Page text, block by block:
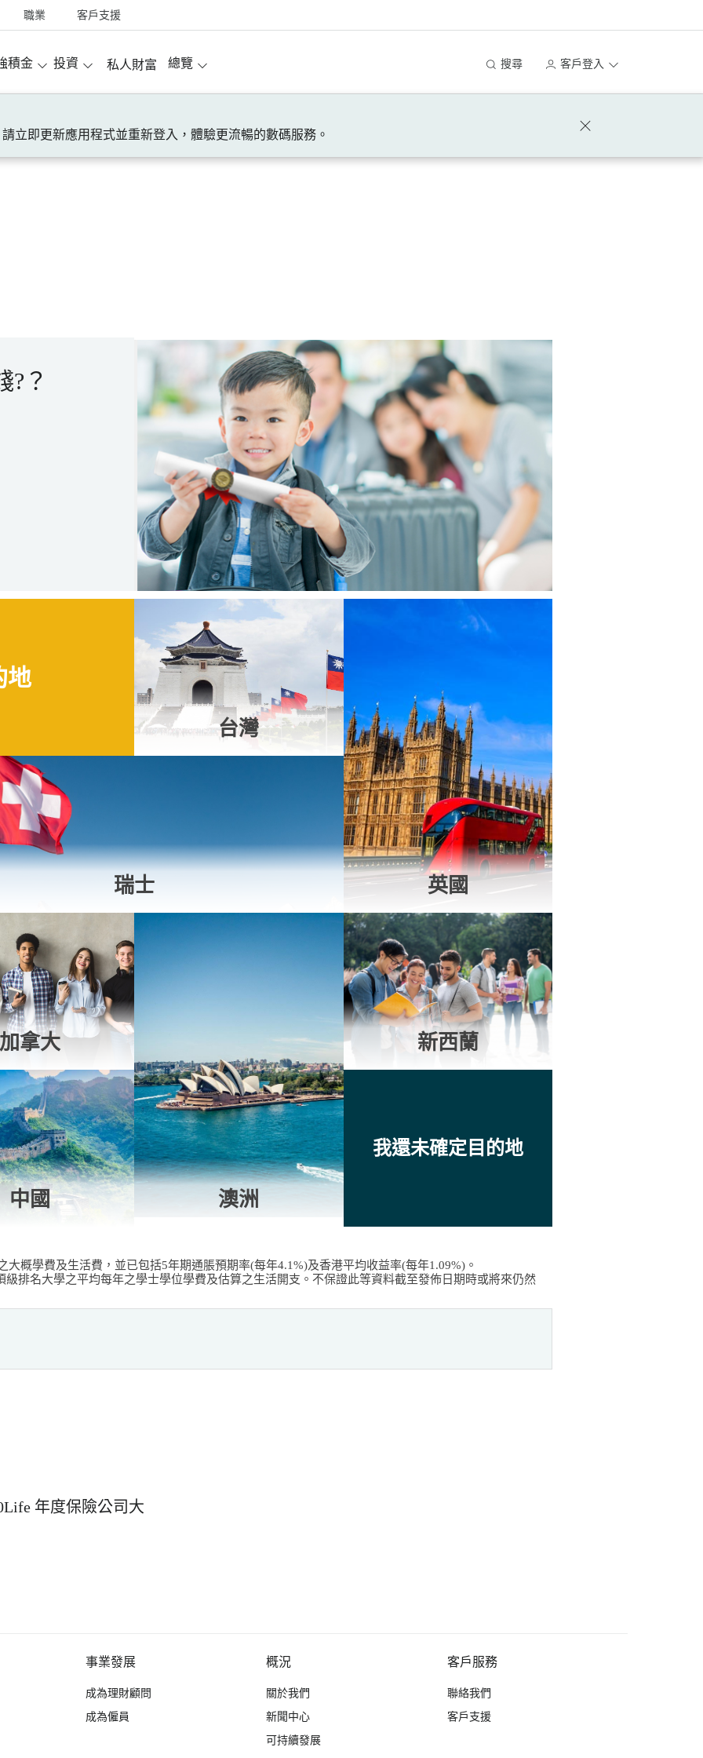
職業 客戶支援
積金 投資 私人財富 總覽 搜尋 客戶登入
立即更新應用程式並重新登入，體驗更流暢的數碼服務。
?？
地
台灣
英國
中國
拿大
澳洲
新西蘭
瑞士
我還未確定目的地
概學費及生活費，並已包括5年期通脹預期率(每年4.1%)及香港平均收益率(每年1.09%)。
排名大學之平均每年之學士學位學費及估算之生活開支。不保證此等資料截至發佈日期時或將來仍然
年度保險公司大
事業發展
成為理財顧問
成為僱員
概況
關於我們
新聞中心
可持續發展
客戶服務
聯絡我們
客戶支援